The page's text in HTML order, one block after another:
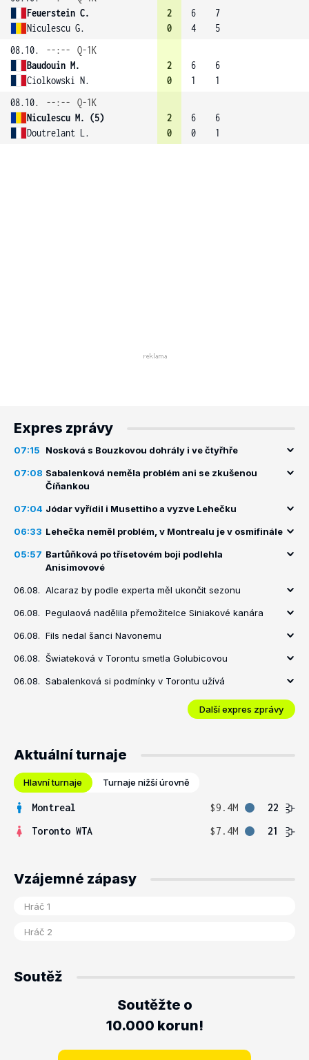
Feuerstein C.
Niculescu G.
2
0
6
4
7
5
08.10.
--:--
Q-1K
Baudouin M.
Ciolkowski N.
2
0
6
1
6
1
08.10.
--:--
Q-1K
Niculescu M. (5)
Doutrelant L.
2
0
6
0
6
1
Expres zprávy
07:15 Nosková s Bouzkovou dohrály i ve čtyřhře
07:08 Sabalenková neměla problém ani se zkušenou
Číňankou
07:04 Jódar vyřídil i Musettiho a vyzve Lehečku
06:33 Lehečka neměl problém, v Montrealu je v osmifinále
05:57 Bartůňková po třísetovém boji podlehla
Anisimovové
06.08. Alcaraz by podle experta měl ukončit sezonu
06.08. Pegulaová nadělila přemožitelce Siniakové kanára
06.08. Fils nedal šanci Navonemu
06.08. Šwiateková v Torontu smetla Golubicovou
06.08. Sabalenková si podmínky v Torontu užívá
Další expres zprávy
Aktuální turnaje
Hlavní turnaje Turnaje nižší úrovně
Montreal $9.4M
22
Toronto WTA
$7.4M 21
Vzájemné zápasy
Soutěž
Soutěžte o
10.000 korun!